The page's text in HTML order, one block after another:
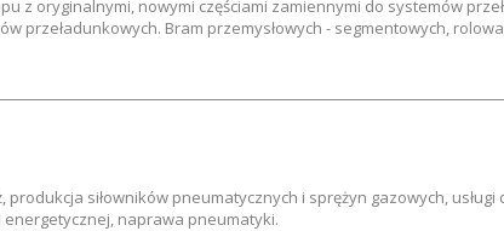
z oryginalnymi, nowymi częściami zamiennymi do systemów
przeładunkowych. Bram przemysłowych - segmentowych,
siłowników pneumatycznych i sprężyn gazowych,
naprawa pneumatyki.